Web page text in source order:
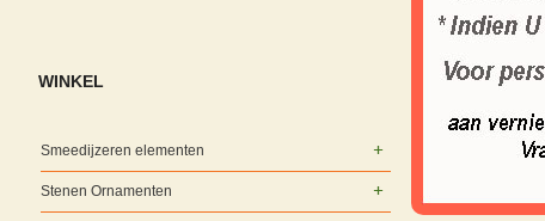
WINKEL
Smeedijzeren elementen
Stenen Ornamenten